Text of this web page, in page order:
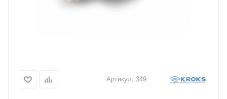
Артикул: 349